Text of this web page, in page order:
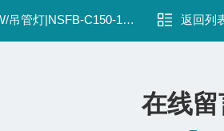
管灯|NSFB-C150-120W 返回列
在线